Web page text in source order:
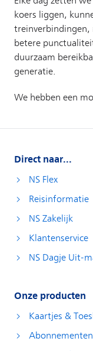
Direct naar...
NS Flex
Reisinformatie
NS Zakelijk
Klantenservice
NS Dagje Uit-
Onze producten
Kaartjes &
Abonnementen